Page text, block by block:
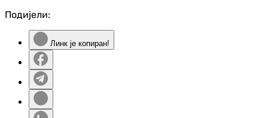
Подијели:
Линк је копиран!